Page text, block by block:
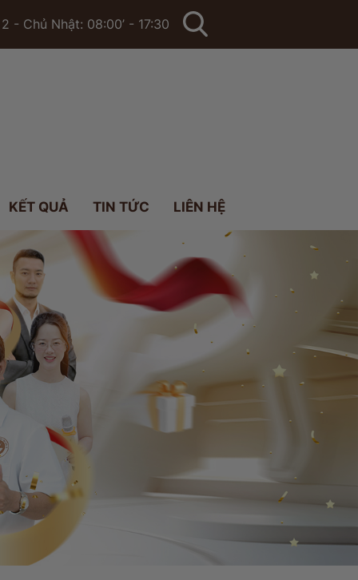
- Chủ Nhật: 08:00’ - 17:30
KẾT QUẢ TIN TỨC LIÊN HỆ